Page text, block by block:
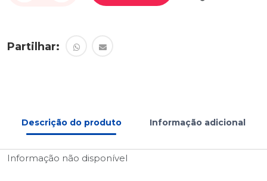
Partilhar:
Descrição do produto Informação adicional
Informação não disponível